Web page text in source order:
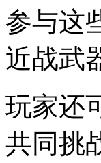
参与这
近战武
玩家还
共同挑